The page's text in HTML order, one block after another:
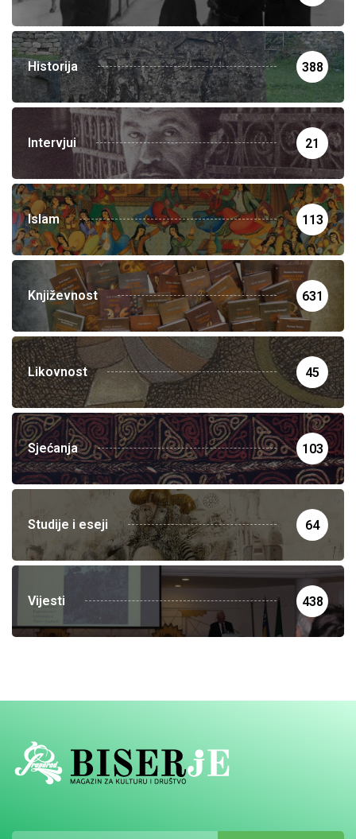
Historija 388
Intervjui 21
Islam 113
Književnost 631
Likovnost 45
Sjećanja 103
Studije i eseji 64
Vijesti 438